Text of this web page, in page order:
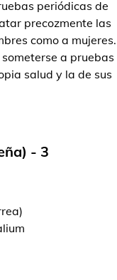
periódicas de
precozmente las
como a mujeres.
a pruebas
salud y la de sus
- 3